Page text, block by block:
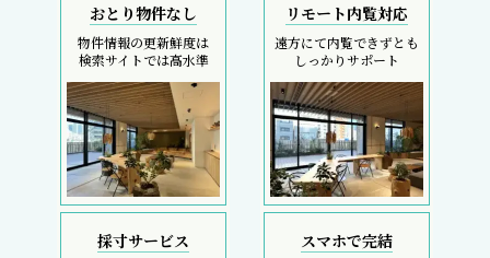
おとり物件なし
物件情報の更新鮮度は
検索サイトでは高水準
リモート内覧対応
遠方にて内覧できずとも
しっかりサポート
採寸サービス スマホで完結